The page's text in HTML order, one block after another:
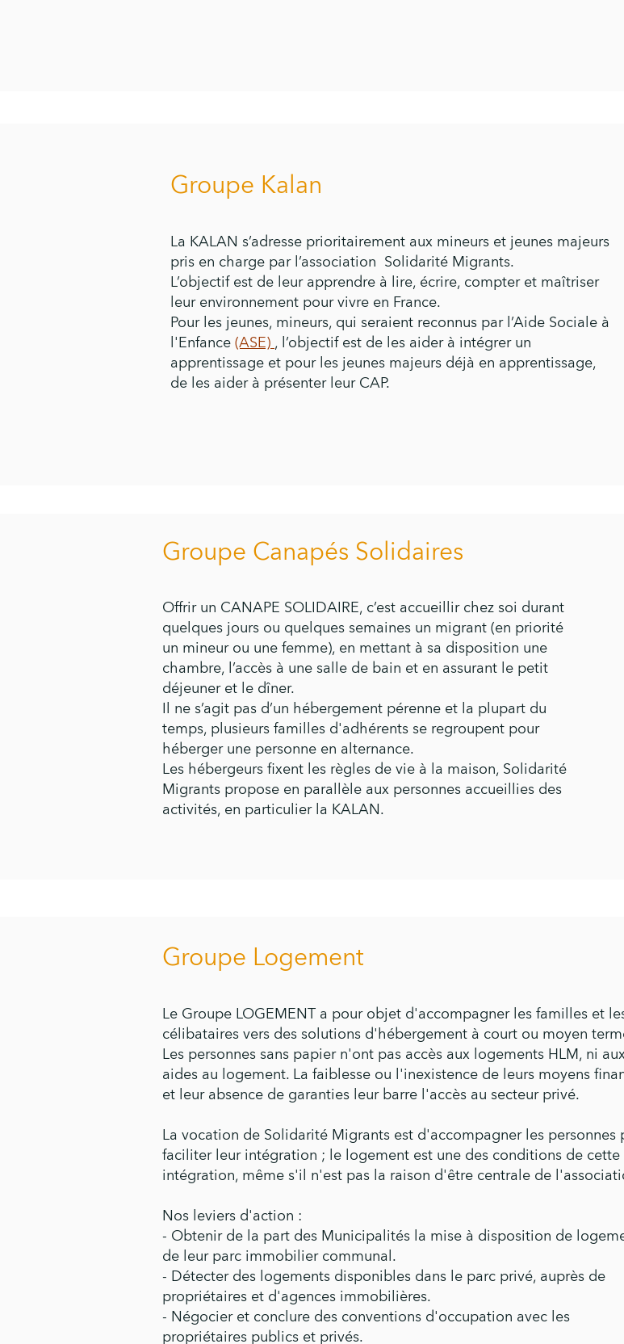
Groupe Kalan
La KALAN s’adresse prioritairement aux mineurs et jeunes majeurs
pris en charge par l’association Solidarité Migrants.
L’objectif est de leur apprendre à lire, écrire, compter et maîtriser
leur environnement pour vivre en France.
Pour les jeunes, mineurs, qui seraient reconnus par l’Aide Sociale à
l'Enfance (ASE), l’objectif est de les aider à intégrer un
apprentissage et pour les jeunes majeurs déjà en apprentissage,
de les aider à présenter leur CAP.
Groupe Canapés Solidaires
Offrir un CANAPE SOLIDAIRE, c’est accueillir chez soi durant
quelques jours ou quelques semaines un migrant (en priorité
un mineur ou une femme), en mettant à sa disposition une
chambre, l’accès à une salle de bain et en assurant le petit
déjeuner et le dîner.
Il ne s’agit pas d’un hébergement pérenne et la plupart du
temps, plusieurs familles d'adhérents se regroupent pour
héberger une personne en alternance.
Les hébergeurs fixent les règles de vie à la maison, Solidarité
Migrants propose en parallèle aux personnes accueillies des
activités, en particulier la KALAN.
Groupe Logement
Le Groupe LOGEMENT a pour objet d'accompagner les familles et
célibataires vers des solutions d'hébergement à court ou moyen
Les personnes sans papier n'ont pas accès aux logements HLM, ni
aides au logement. La faiblesse ou l'inexistence de leurs moyens
et leur absence de garanties leur barre l'accès au secteur privé.
La vocation de Solidarité Migrants est d'accompagner les personnes
faciliter leur intégration ; le logement est une des conditions de cette
intégration, même s'il n'est pas la raison d'être centrale de
Nos leviers d'action :
- Obtenir de la part des Municipalités la mise à disposition de
de leur parc immobilier communal.
- Détecter des logements disponibles dans le parc privé, auprès de
propriétaires et d'agences immobilières.
- Négocier et conclure des conventions d'occupation avec les
propriétaires publics et privés.